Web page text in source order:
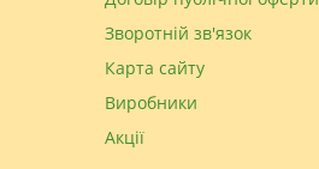
Зворотній зв'язок
Карта сайту
Виробники
Акції